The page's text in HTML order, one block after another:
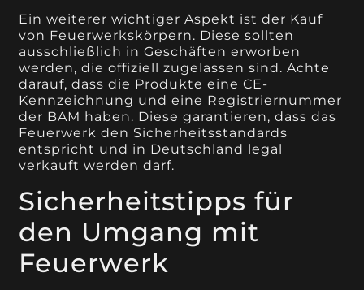
Ein weiterer wichtiger Aspekt ist der Kauf
von Feuerwerkskörpern. Diese sollten
ausschließlich in Geschäften erworben
werden, die offiziell zugelassen sind. Achte
darauf, dass die Produkte eine CE-
Kennzeichnung und eine Registriernummer
der BAM haben. Diese garantieren, dass das
Feuerwerk den Sicherheitsstandards
entspricht und in Deutschland legal
verkauft werden darf.
Sicherheitstipps für
den Umgang mit
Feuerwerk